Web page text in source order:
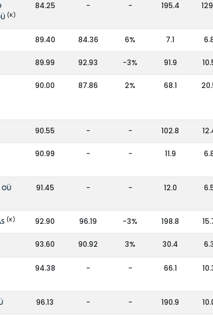
(K)
84.25 - - 195.4
89.40 84.36 6% 7.1
89.99 92.93 -3% 91.9
90.00 87.86 2% 68.1
90.55 - - 102.8
90.99 - - 11.9
91.45 - - 12.0
(K) 92.90 96.19 -3% 198.8
93.60 90.92 3% 30.4
94.38 - - 66.1
96.13 - - 190.9